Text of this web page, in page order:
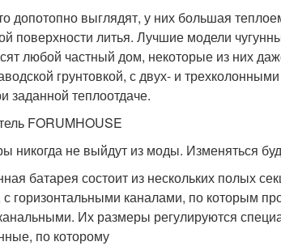
допотопно выглядят, у них большая
поверхности литья. Лучшие модели
любой частный дом, некоторые из них
грунтовкой, с двух- и
заданной теплоотдаче.
FORUMHOUSE
никогда не выйдут из моды. Изменяться
батарея состоит из нескольких полых
горизонтальными каналами, по которым
Их размеры регулируются
по которому